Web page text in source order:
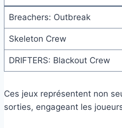
Breachers: Outbreak
Skeleton Crew
DRIFTERS: Blackout Crew
Ces jeux représentent non
sorties, engageant les